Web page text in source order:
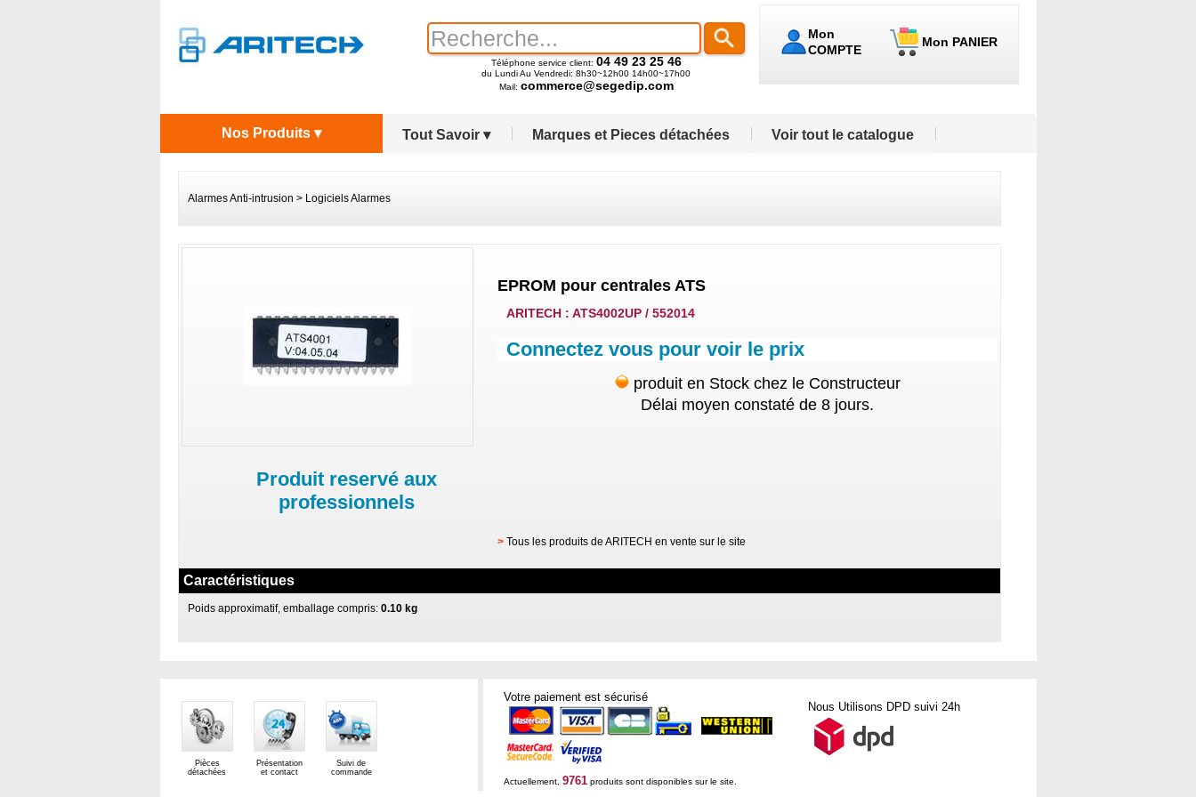
Mon
COMPTE
Mon PANIER
Téléphone service client: 04 49 23 25 46
du Lundi Au Vendredi: 8h30~12h00 14h00~17h00
Mail: commerce@segedip.com
Tout Savoir ▾ Marques et Pieces détachées Voir tout le catalogue
Nos Produits ▾
Alarmes Anti-intrusion > Logiciels Alarmes
EPROM pour centrales ATS
ARITECH : ATS4002UP / 552014
Connectez vous pour voir le prix
produit en Stock chez le Constructeur
Délai moyen constaté de 8 jours.
Produit reservé aux
professionnels
> Tous les produits de ARITECH en vente sur le site
Caractéristiques
Poids approximatif, emballage compris:0.10 kg
Pièces
détachées
Présentation
et contact
Suivi de
commande
Votre paiement est sécurisé
Nous Utilisons DPD suivi 24h
Actuellement, 9761produits sont disponibles sur le site.